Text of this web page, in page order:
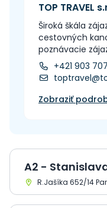
TOP TRAVEL
Široká škála
cestovných
poznávacie
+421 903
Zobraziť
A2 -
R.Jašíka 652/14